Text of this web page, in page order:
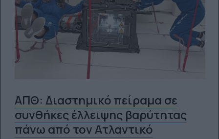
ΑΠΘ: Διαστημικό πείραμα σε
συνθήκες έλλειψης βαρύτητας
πάνω από τον Ατλαντικό